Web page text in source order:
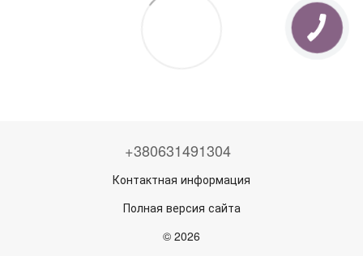
+380631491304
Контактная информация
Полная версия сайта
© 2026